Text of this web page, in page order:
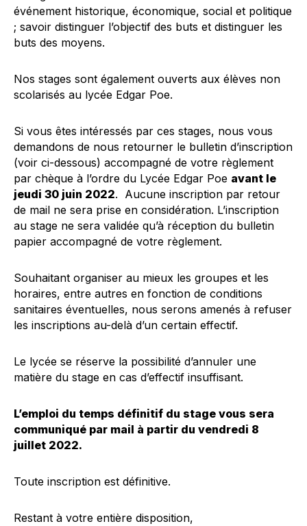
événement historique, économique, social et politique
; savoir distinguer l’objectif des buts et distinguer les
buts des moyens.
Nos stages sont également ouverts aux élèves non
scolarisés au lycée Edgar Poe.
Si vous êtes intéressés par ces stages, nous vous
demandons de nous retourner le bulletin d’inscription
(voir ci-dessous) accompagné de votre règlement
par chèque à l’ordre du Lycée Edgar Poe avant le
jeudi 30 juin 2022. Aucune inscription par retour
de mail ne sera prise en considération. L’inscription
au stage ne sera validée qu’à réception du bulletin
papier accompagné de votre règlement.
Souhaitant organiser au mieux les groupes et les
horaires, entre autres en fonction de conditions
sanitaires éventuelles, nous serons amenés à refuser
les inscriptions au-delà d’un certain effectif.
Le lycée se réserve la possibilité d’annuler une
matière du stage en cas d’effectif insuffisant.
L’emploi du temps définitif du stage vous sera
communiqué par mail à partir du vendredi 8
juillet 2022.
Toute inscription est définitive.
Restant à votre entière disposition,